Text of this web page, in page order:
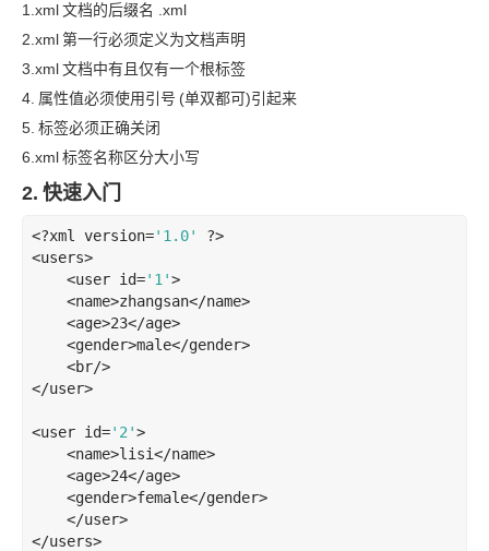
1.xml文档的后缀名 .xml
2.xml第一行必须定义为文档声明
3.xml文档中有且仅有一个根标签
4. 属性值必须使用引号 (单双都可)引起来
5. 标签必须正确关闭
6.xml标签名称区分大小写
2. 快速入门
<?xml version='1.0'
?>
<users>
<user id='1'>
<name>zhangsan</name>
<age>23</age>
<gender>male</gender>
<br/>
</user>
<user id='2'>
<name>lisi</name>
<age>24</age>
<gender>female</gender>
</user>
</users>